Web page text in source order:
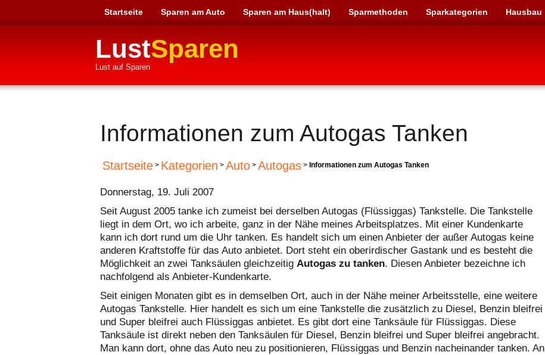
Startseite Sparen am Auto Sparen am Haus(halt) Sparmethoden Sparkategorien Hausbau
LustSparen
Lust auf Sparen
Informationen zum Autogas Tanken
Startseite > Kategorien > Auto > Autogas > Informationen zum Autogas Tanken
Donnerstag, 19. Juli 2007
Seit August 2005 tanke ich zumeist bei derselben Autogas (Flüssiggas) Tankstelle. Die Tankstelle
liegt in dem Ort, wo ich arbeite, ganz in der Nähe meines Arbeitsplatzes. Mit einer Kundenkarte
kann ich dort rund um die Uhr tanken. Es handelt sich um einen Anbieter der außer Autogas keine
anderen Kraftstoffe für das Auto anbietet. Dort steht ein oberirdischer Gastank und es besteht die
Möglichkeit an zwei Tanksäulen gleichzeitig Autogas zu tanken. Diesen Anbieter bezeichne ich
nachfolgend als Anbieter-Kundenkarte.
Seit einigen Monaten gibt es in demselben Ort, auch in der Nähe meiner Arbeitsstelle, eine weitere
Autogas Tankstelle. Hier handelt es sich um eine Tankstelle die zusätzlich zu Diesel, Benzin bleifrei
und Super bleifrei auch Flüssiggas anbietet. Es gibt dort eine Tanksäule für Flüssiggas. Diese
Tanksäule ist direkt neben den Tanksäulen für Diesel, Benzin bleifrei und Super bleifrei angebracht.
Man kann dort, ohne das Auto neu zu positionieren, Flüssiggas und Benzin nacheinander tanken. An